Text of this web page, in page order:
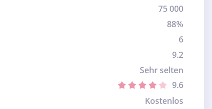
75 000
88%
6
9.2
Sehr selten
9.6
Kostenlos